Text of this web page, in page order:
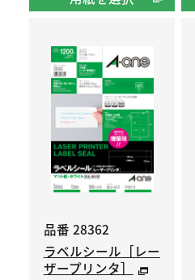
品番 28362
ラベルシール［レー
ザープリンタ］